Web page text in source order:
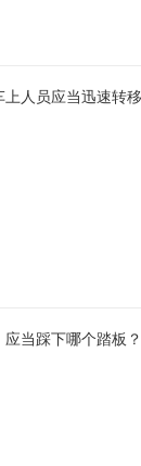
人员应当迅速转移
当踩下哪个踏板？